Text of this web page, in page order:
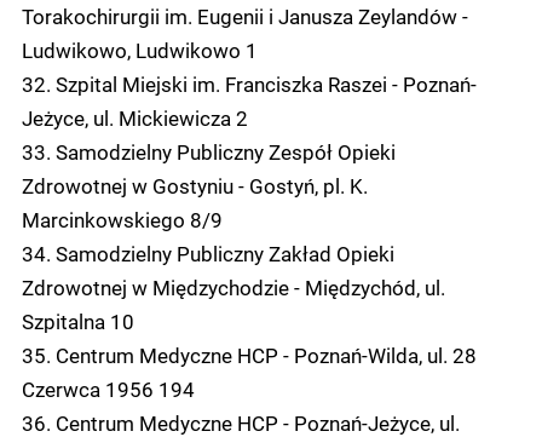
Torakochirurgii im. Eugenii i Janusza Zeylandów -
Ludwikowo, Ludwikowo 1
32. Szpital Miejski im. Franciszka Raszei - Poznań-
Jeżyce, ul. Mickiewicza 2
33. Samodzielny Publiczny Zespół Opieki
Zdrowotnej w Gostyniu - Gostyń, pl. K.
Marcinkowskiego 8/9
34. Samodzielny Publiczny Zakład Opieki
Zdrowotnej w Międzychodzie - Międzychód, ul.
Szpitalna 10
35. Centrum Medyczne HCP - Poznań-Wilda, ul. 28
Czerwca 1956 194
36. Centrum Medyczne HCP - Poznań-Jeżyce, ul.